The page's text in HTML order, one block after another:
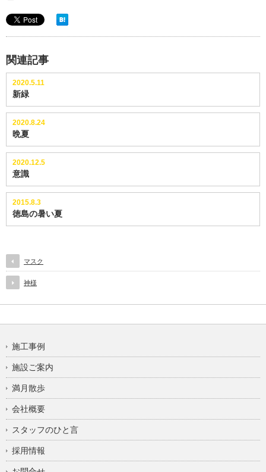
関連記事
2020.5.11
新緑
2020.8.24
晩夏
2020.12.5
意識
2015.8.3
徳島の暑い夏
マスク
神様
施工事例
施設ご案内
満月散歩
会社概要
スタッフのひと言
採用情報